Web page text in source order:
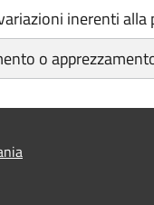
inerenti
o